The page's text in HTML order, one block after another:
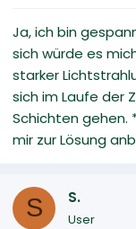
Ja, ich bin
sich würde es
starker
sich im Laufe der
Schichten gehen.
mir zur Lösung
S S.
User